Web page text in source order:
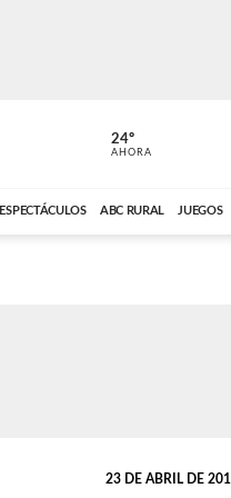
ABC CARDINAL
24º
AHORA
ESPECTÁCULOS ABC RURAL JUEGOS
23 DE ABRIL DE